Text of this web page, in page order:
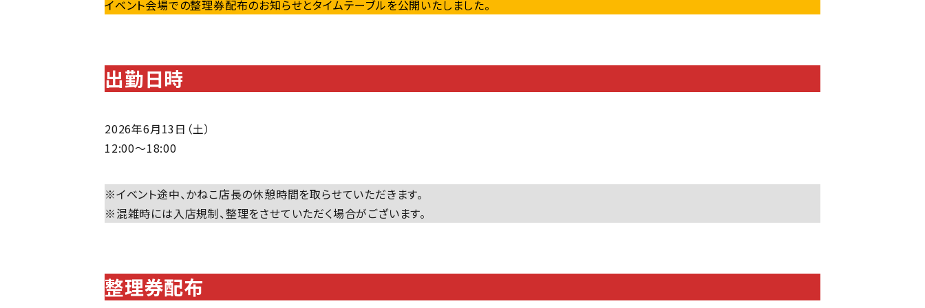
イベント会場での整理券配布のお知らせとタイムテーブルを公開いたしました。
出勤日時
2026年6月13日（土）
12:00～18:00
※イベント途中、かねこ店長の休憩時間を取らせていただきます。
※混雑時には入店規制、整理をさせていただく場合がございます。
整理券配布